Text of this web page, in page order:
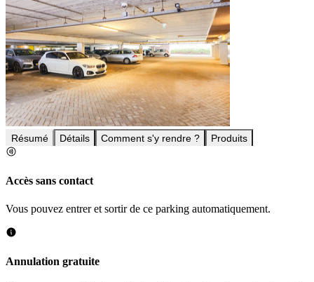
Résumé Détails Comment s'y rendre ? Produits
Accès sans contact
Vous pouvez entrer et sortir de ce parking automatiquement.
Annulation gratuite